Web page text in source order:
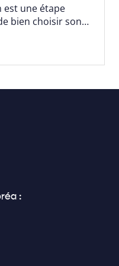
est une étape
bien choisir son
chaque étape de
solides
: